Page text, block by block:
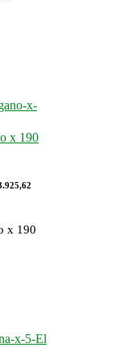
x 190
x 190